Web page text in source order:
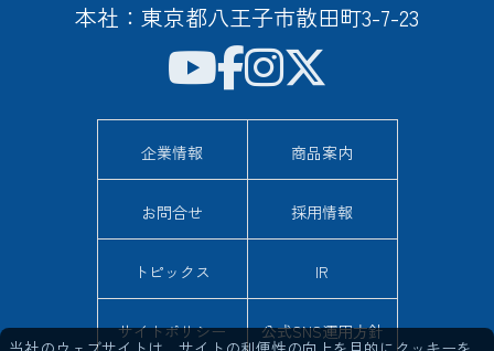
本社：東京都八王子市散田町3-7-23
企業情報 商品案内
お問合せ 採用情報
トピックス IR
サイトポリシー 公式SNS運用方針